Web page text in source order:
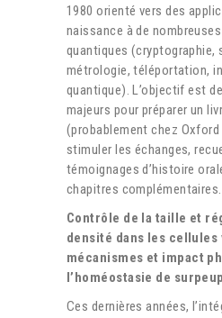
1980 orienté vers des
naissance à de
quantiques (cryptographie,
métrologie, téléportation,
quantique). L’objectif est
majeurs pour préparer un
(probablement chez
stimuler les échanges,
témoignages d’histoire
chapitres complémentaires.
Contrôle de la taille et
densité dans les cellules
mécanismes et impact
l’homéostasie de
Ces dernières années,